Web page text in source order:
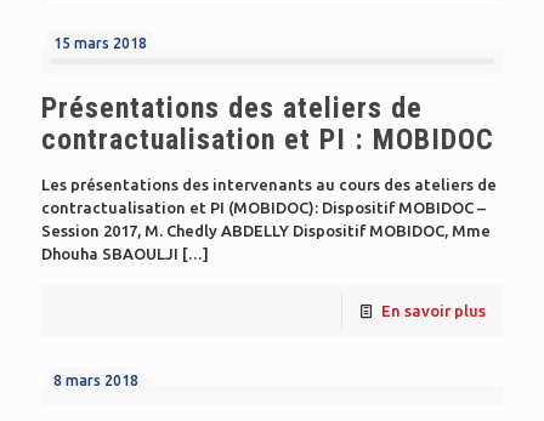
15 mars 2018
Présentations des ateliers de
contractualisation et PI : MOBIDOC
Les présentations des intervenants au cours des ateliers de
contractualisation et PI (MOBIDOC): Dispositif MOBIDOC –
Session 2017, M. Chedly ABDELLY Dispositif MOBIDOC, Mme
Dhouha SBAOULJI […]
En savoir plus
8 mars 2018